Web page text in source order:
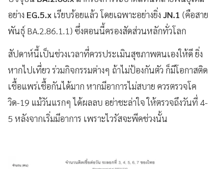
อย่าง EG.5.x เรียบร้อยแล้ว โดยเฉพาะอย่างยิ่ง JN.1 (คือสาย
พันธุ์ BA.2.86.1.1) ซึ่งตอนนี้ครองสัดส่วนหลักทั่วโลก
สัปดาห์นี้เป็นช่วงเวลาที่ควรประเมินสุขภาพตนเองให้ดี ยิ่ง
หากไปเที่ยว ร่วมกิจกรรมต่างๆ ถ้าไม่ป้องกันตัว ก็มีโอกาสติด
เชื้อแพร่เชื้อกันได้มาก หากมีอาการไม่สบาย ควรตรวจโค
วิด-19 แม้วันแรกๆ ได้ผลลบ อย่าชะล่าใจ ให้ตรวจถึงวันที่ 4-
5 หลังจากเริ่มมีอาการ เพราะไวรัสจะพีคช่วงนั้น